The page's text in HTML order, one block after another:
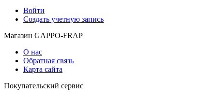
Войти
Создать учетную запись
Магазин GAPPO-FRAP
О нас
Обратная связь
Карта сайта
Покупательский сервис